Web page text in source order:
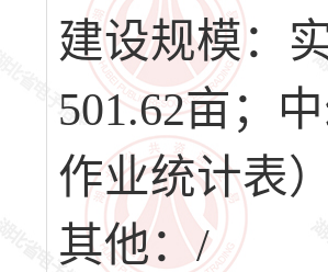
建设规模：
501.62亩；
作业统计表）
其他：/